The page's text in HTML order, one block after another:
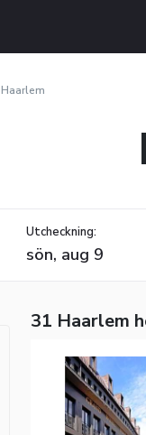
Haarlem
Utcheckning:
31 Haarlem